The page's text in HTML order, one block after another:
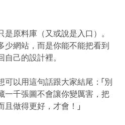
原料庫（又或說是入口）。
少網站，而是你能不能把看到
己的設計裡。
以用這句話跟大家結尾：「別
一千張圖不會讓你變厲害，把
做得更好，才會！」